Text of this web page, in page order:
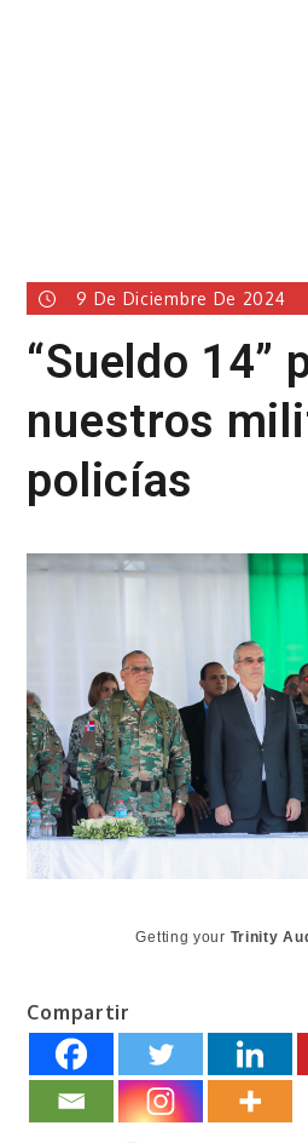
9 De Diciembre De 2024
“Sueldo 14”
nuestros
policías
Getting your Trinity
Compartir